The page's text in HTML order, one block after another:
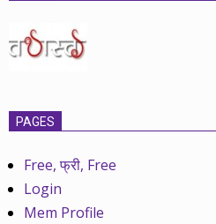
PAGES
Free, फ्री, Free
Login
Mem Profile